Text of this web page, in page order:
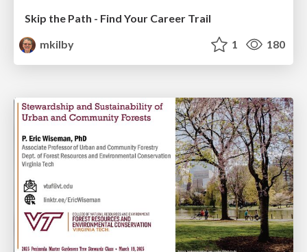
Skip the Path - Find Your Career Trail
mkilby
1 180